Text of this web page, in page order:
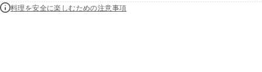
料理を安全に楽しむための注意事項